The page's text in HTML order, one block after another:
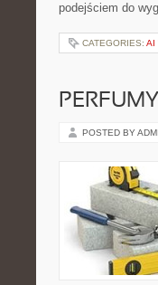
podejściem do
CATEGORIES: AI
POSTED BY